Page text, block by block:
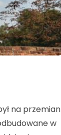
na przemian
w